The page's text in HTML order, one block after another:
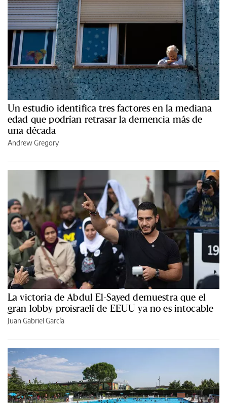
Un estudio identifica tres factores en la mediana
edad que podrían retrasar la demencia más de
una década
Andrew Gregory
La victoria de Abdul El-Sayed demuestra que el
gran lobby proisraelí de EEUU ya no es intocable
Juan Gabriel García